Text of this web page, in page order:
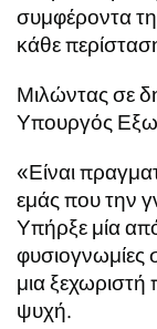
συμφέροντα
κάθε
Μιλώντας σε
Υπουργός
«Είναι
εμάς που την
Υπήρξε μία από
φυσιογνωμίες
μια ξεχωριστή
ψυχή.